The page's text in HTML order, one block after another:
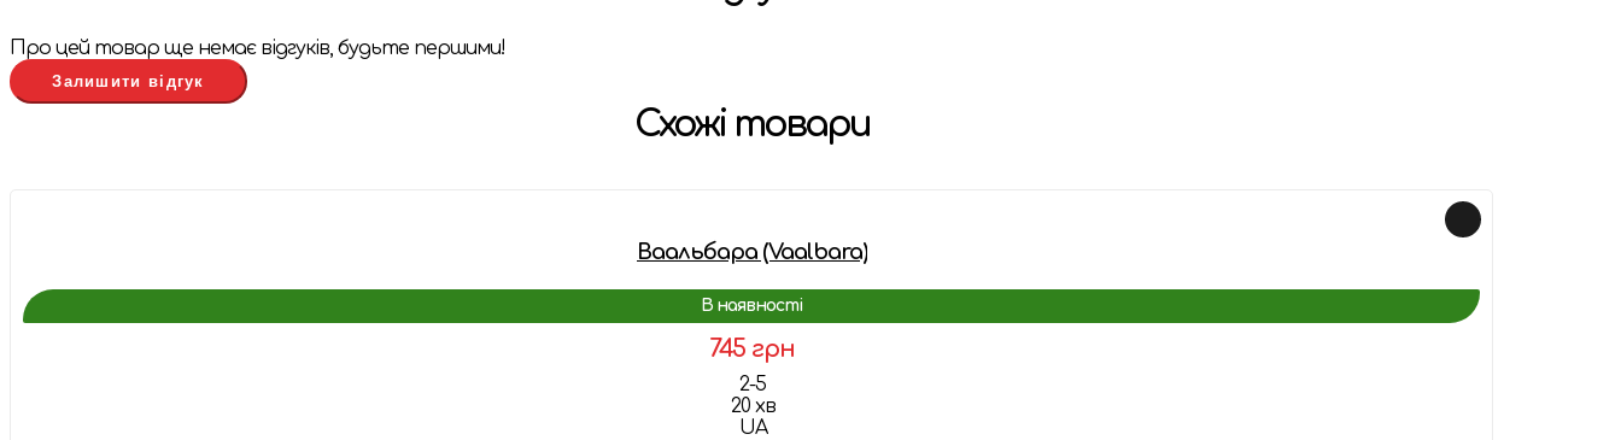
Про цей товар ще немає відгуків, будьте першими!
Залишити відгук
Схожі товари
Ваальбара (Vaalbara)
В наявності
745 грн
2-5
20 хв
UA